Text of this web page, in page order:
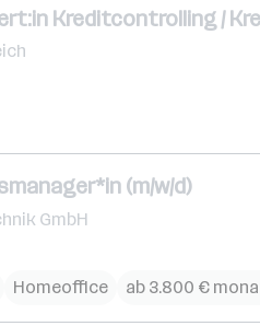
Kreditcontrolling /
(m/w/d)
GmbH
Homeoffice ab 3.800 €